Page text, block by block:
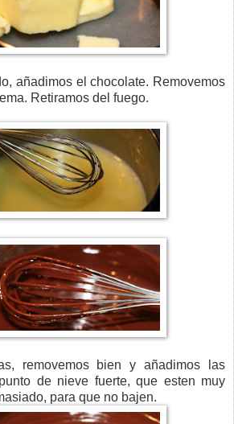
añadimos el chocolate. Removemos
Retiramos del fuego.
removemos bien y añadimos las
de nieve fuerte, que esten muy
para que no bajen.